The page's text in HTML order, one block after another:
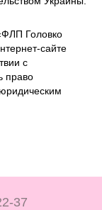
Головко
сайте
с
право
37